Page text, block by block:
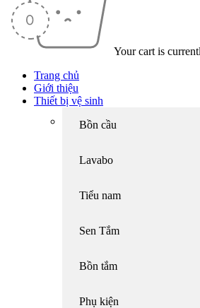
Your cart is
Trang chủ
Giới thiệu
Thiết bị vệ sinh
Bồn cầu
Lavabo
Tiểu nam
Sen Tắm
Bồn tắm
Phụ kiện